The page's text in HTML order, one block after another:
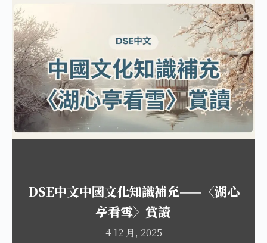
DSE中文中國文化知識補充——〈湖心
亭看雪〉賞讀
4 12 月, 2025